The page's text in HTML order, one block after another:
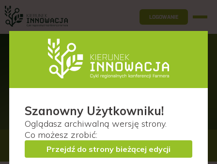
LOGOWANIE
Agenda
Wrocław (woj. dolnośląskie)
28 STYCZNIA
Szanowny Użytkowniku!
Oglądasz archiwalną wersję strony.
Co możesz zrobić:
Przejdź do strony bieżącej edycji